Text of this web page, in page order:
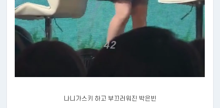
나니가스키 하고 부끄러워진 박은빈